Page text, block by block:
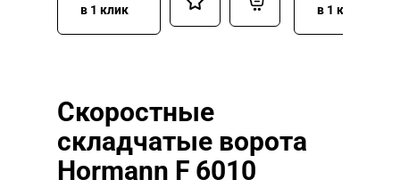
в 1 клик
в 1 клик
Скоростные
складчатые ворота
Hormann F 6010